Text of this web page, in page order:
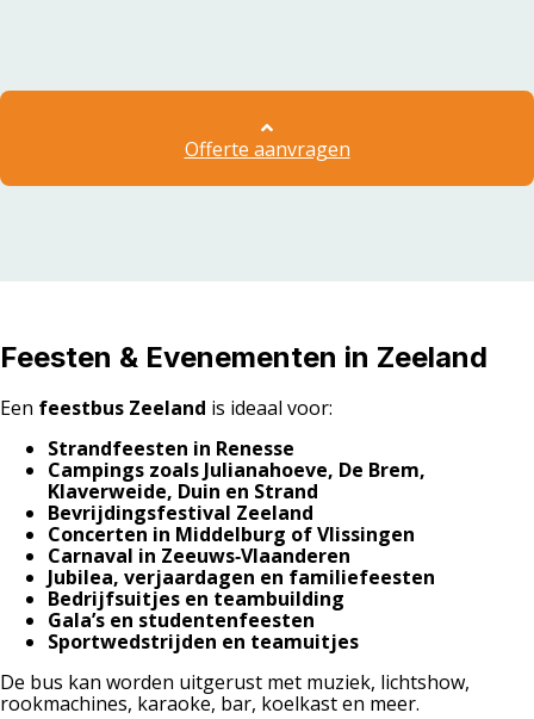
Offerte aanvragen
Feesten & Evenementen in Zeeland
Een feestbus Zeeland is ideaal voor:
Strandfeesten in Renesse
Campings zoals Julianahoeve, De Brem,
Klaverweide, Duin en Strand
Bevrijdingsfestival Zeeland
Concerten in Middelburg of Vlissingen
Carnaval in Zeeuws‑Vlaanderen
Jubilea, verjaardagen en familiefeesten
Bedrijfsuitjes en teambuilding
Gala’s en studentenfeesten
Sportwedstrijden en teamuitjes
De bus kan worden uitgerust met muziek, lichtshow,
rookmachines, karaoke, bar, koelkast en meer.